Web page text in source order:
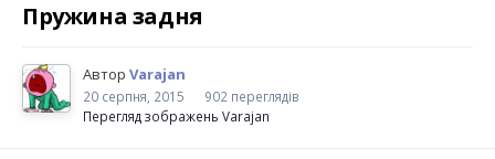
Пружина задня
Автор Varajan
20 серпня, 2015
902 переглядів
Перегляд зображень Varajan